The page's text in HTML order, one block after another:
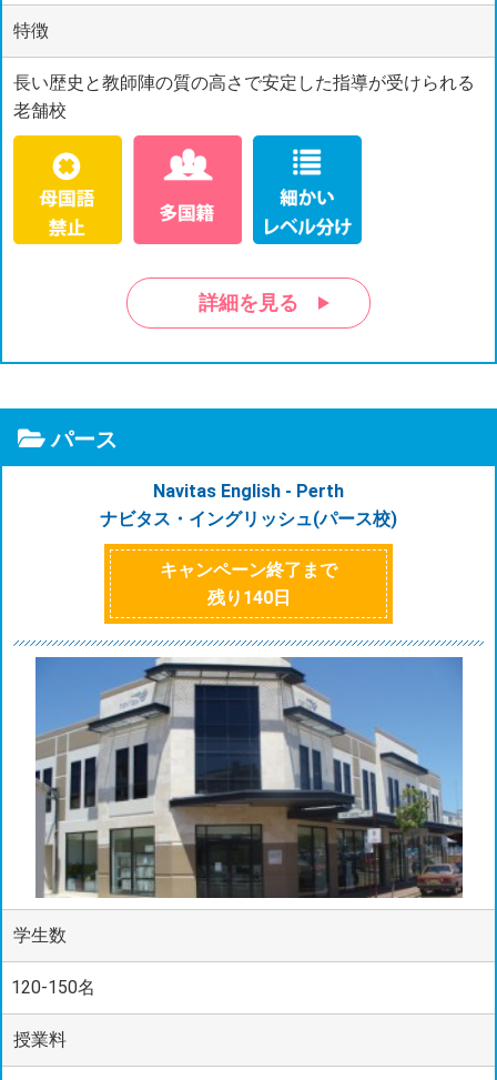
特徴
長い歴史と教師陣の質の高さで安定した指導が受けられる
老舗校
詳細を見る
パース
Navitas English - Perth
ナビタス・イングリッシュ(パース校)
キャンペーン終了まで
残り 140日
学生数
120-150名
授業料